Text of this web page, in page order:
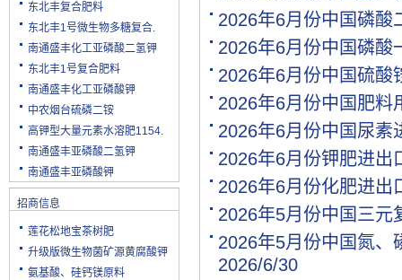
东北丰复合肥料
东北丰1号微生物多糖复合.
南通盛丰化工亚磷酸二氢钾
东北丰1号复合肥料
南通盛丰化工亚磷酸钾
中农烟台硫磷二铵
高钾型大量元素水溶肥1154.
南通盛丰亚磷酸二氢钾
南通盛丰亚磷酸钾
招商信息
莲花松地宝茶树肥
升级版微生物菌矿源黄腐酸钾
氨基酸、硅钙镁原料
2026年6月份中国磷酸
2026年6月份中国磷酸
2026年6月份中国硫酸
2026年6月份中国肥料
2026年6月份中国尿素
2026年6月份钾肥进出
2026年6月份化肥进出
2026年5月份中国三元
2026年5月份中国氮、
2026/6/30